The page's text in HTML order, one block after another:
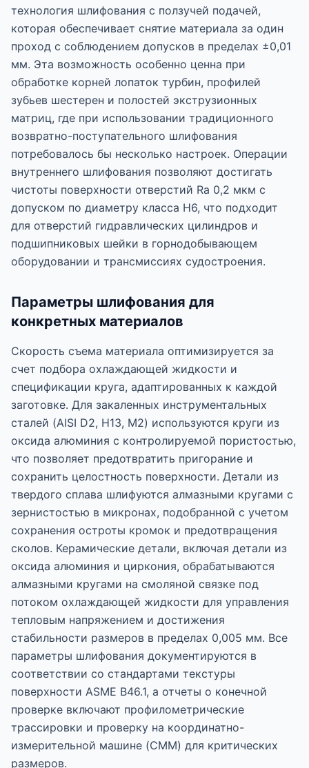
технология шлифования с ползучей подачей,
которая обеспечивает снятие материала за один
проход с соблюдением допусков в пределах ±0,01
мм. Эта возможность особенно ценна при
обработке корней лопаток турбин, профилей
зубьев шестерен и полостей экструзионных
матриц, где при использовании традиционного
возвратно-поступательного шлифования
потребовалось бы несколько настроек. Операции
внутреннего шлифования позволяют достигать
чистоты поверхности отверстий Ra 0,2 мкм с
допуском по диаметру класса H6, что подходит
для отверстий гидравлических цилиндров и
подшипниковых шейки в горнодобывающем
оборудовании и трансмиссиях судостроения.
Параметры шлифования для
конкретных материалов
Скорость съема материала оптимизируется за
счет подбора охлаждающей жидкости и
спецификации круга, адаптированных к каждой
заготовке. Для закаленных инструментальных
сталей (AISI D2, H13, M2) используются круги из
оксида алюминия с контролируемой пористостью,
что позволяет предотвратить пригорание и
сохранить целостность поверхности. Детали из
твердого сплава шлифуются алмазными кругами с
зернистостью в микронах, подобранной с учетом
сохранения остроты кромок и предотвращения
сколов. Керамические детали, включая детали из
оксида алюминия и циркония, обрабатываются
алмазными кругами на смоляной связке под
потоком охлаждающей жидкости для управления
тепловым напряжением и достижения
стабильности размеров в пределах 0,005 мм. Все
параметры шлифования документируются в
соответствии со стандартами текстуры
поверхности ASME B46.1, а отчеты о конечной
проверке включают профилометрические
трассировки и проверку на координатно-
измерительной машине (CMM) для критических
размеров.